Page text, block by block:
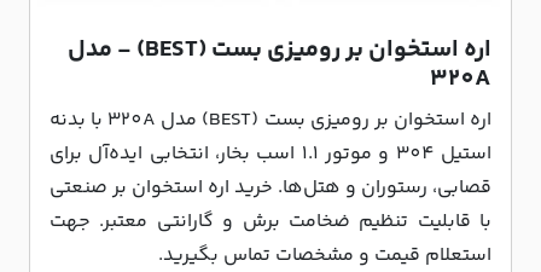
اره استخوان بر رومیزی بست (BEST) - مدل
320A
اره استخوان بر رومیزی بست (BEST) مدل 320A با بدنه
استیل 304 و موتور 1.1 اسب بخار، انتخابی ایده‌آل برای
قصابی، رستوران و هتل‌ها. خرید اره استخوان بر صنعتی
با قابلیت تنظیم ضخامت برش و گارانتی معتبر. جهت
استعلام قیمت و مشخصات تماس بگیرید.